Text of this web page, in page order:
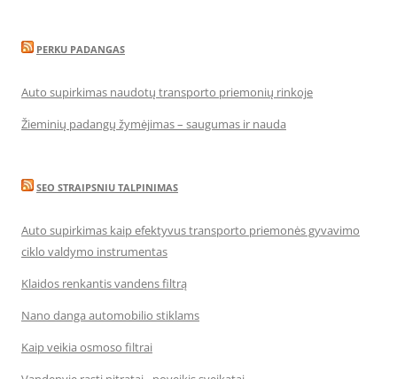
PERKU PADANGAS
Auto supirkimas naudotų transporto priemonių rinkoje
Žieminių padangų žymėjimas – saugumas ir nauda
SEO STRAIPSNIU TALPINIMAS
Auto supirkimas kaip efektyvus transporto priemonės gyvavimo
ciklo valdymo instrumentas
Klaidos renkantis vandens filtrą
Nano danga automobilio stiklams
Kaip veikia osmoso filtrai